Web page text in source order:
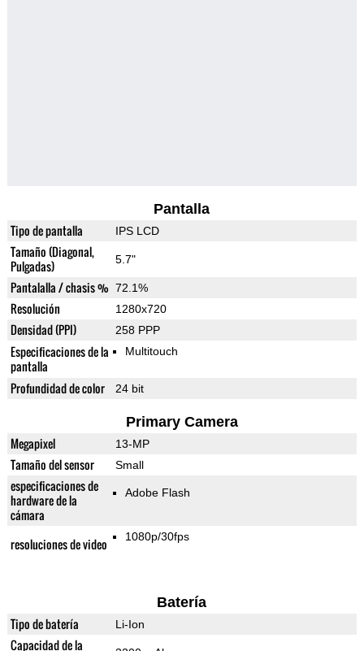
Pantalla
Tipo de pantalla IPS LCD
Tamaño (Diagonal,
Pulgadas)
5.7"
Pantalalla / chasis % 72.1%
Resolución 1280x720
Densidad (PPI) 258 PPP
Especificaciones de la
pantalla
Multitouch
Profundidad de color 24 bit
Primary Camera
Megapixel 13-MP
Tamaño del sensor Small
especificaciones de
hardware de la
cámara
Adobe Flash
resoluciones de video 1080p/30fps
Batería
Tipo de batería Li-Ion
Capacidad de la